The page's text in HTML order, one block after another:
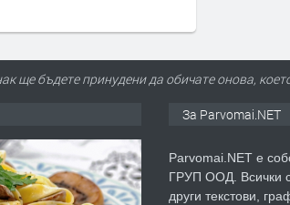
ще бъдете принудени да обичате онова,
За Parvomai.NET
Parvomai.NET е
ГРУП ООД. Всички
други текстови,